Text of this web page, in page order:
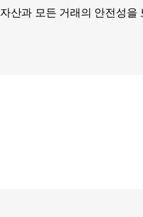
산과 모든 거래의 안전성을